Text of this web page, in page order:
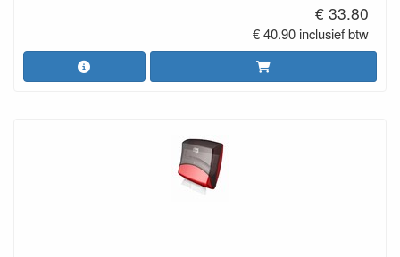
€ 33.80
€ 40.90 inclusief btw